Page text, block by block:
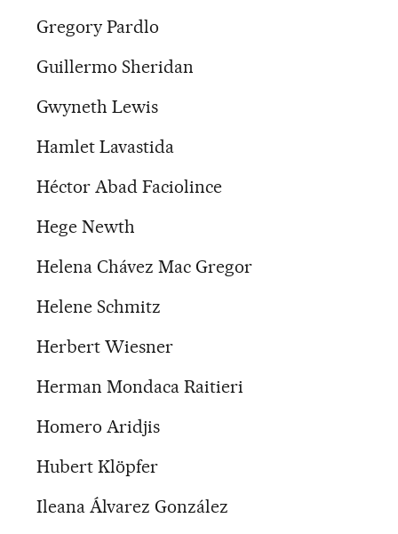
Gregory Pardlo
Guillermo Sheridan
Gwyneth Lewis
Hamlet Lavastida
Héctor Abad Faciolince
Hege Newth
Helena Chávez Mac Gregor
Helene Schmitz
Herbert Wiesner
Herman Mondaca Raitieri
Homero Aridjis
Hubert Klöpfer
Ileana Álvarez González